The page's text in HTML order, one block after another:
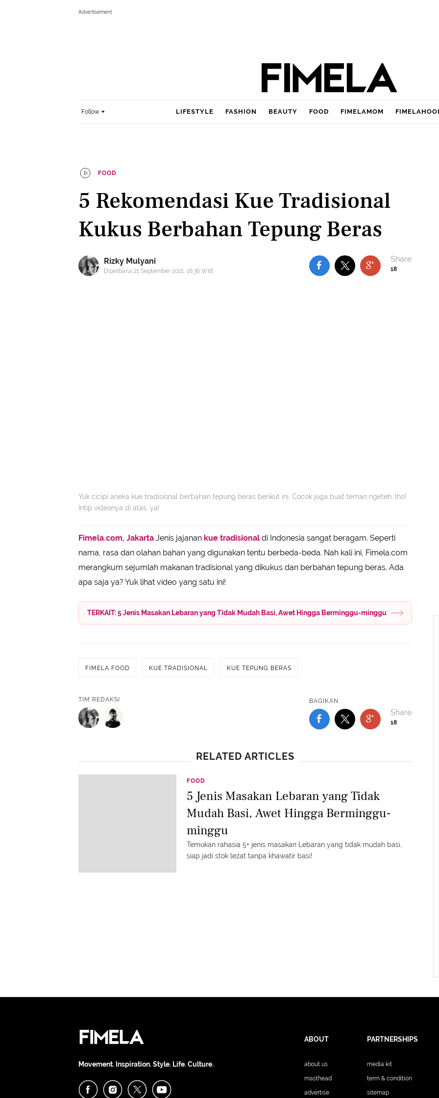
Follow LIFESTYLE FASHION BEAUTY FOOD FIMELAMOM
FOOD
5 Rekomendasi Kue Tradisional
Kukus Berbahan Tepung Beras
Rizky Mulyani
Diperbarui 21 September 2021, 16:36 WIB 18
Yuk cicipi aneka kue tradisional berbahan tepung beras berikut ini. Cocok juga buat teman ngeteh, lho!
Intip videonya di atas, ya!
Fimela.com, Jakarta Jenis jajanan kue tradisional di Indonesia sangat beragam. Seperti
nama, rasa dan olahan bahan yang digunakan tentu berbeda-beda. Nah kali ini, Fimela.com
merangkum sejumlah makanan tradisional yang dikukus dan berbahan tepung beras. Ada
apa saja ya? Yuk lihat video yang satu ini!
TERKAIT: 5 Jenis Masakan Lebaran yang Tidak Mudah Basi, Awet Hingga Berminggu-minggu
FIMELA FOOD KUE TRADISIONAL KUE TEPUNG BERAS
TIM REDAKSI BAGIKAN
18
RELATED ARTICLES
FOOD
5 Jenis Masakan Lebaran yang Tidak
Mudah Basi, Awet Hingga Berminggu-
minggu
Temukan rahasia 5+ jenis masakan Lebaran yang tidak mudah basi,
siap jadi stok lezat tanpa khawatir basi!
Movement. Inspiration. Style. Life. Culture.
ABOUT PARTNERSHIPS
about us media kit
masthead term & condition
advertise sitemap